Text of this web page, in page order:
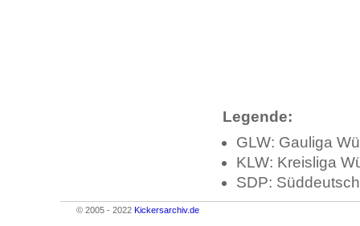
Legende:
GLW: Gauliga
KLW: Kreisliga
SDP:
© 2005 - 2022 Kickersarchiv.de